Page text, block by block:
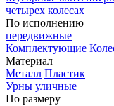
четырех колесах
По исполнению
передвижные
Комплектующие
Материал
Металл Пластик
Урны уличные
По размеру